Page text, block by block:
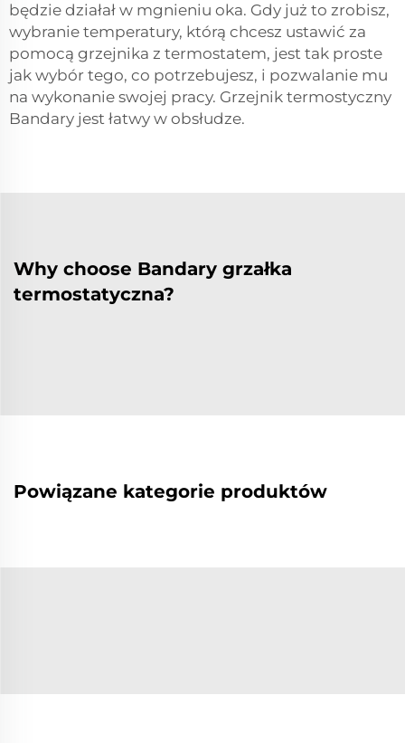
będzie działał w mgnieniu oka. Gdy już to zrobisz,
wybranie temperatury, którą chcesz ustawić za
pomocą grzejnika z termostatem, jest tak proste
jak wybór tego, co potrzebujesz, i pozwalanie mu
na wykonanie swojej pracy. Grzejnik termostyczny
Bandary jest łatwy w obsłudze.
Why choose Bandary grzałka
termostatyczna?
Powiązane kategorie produktów